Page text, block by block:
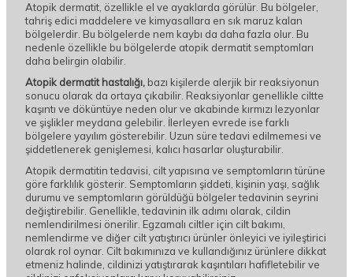
Atopik dermatit, özellikle el ve ayaklarda görülür. Bu bölgeler,
tahriş edici maddelere ve kimyasallara en sık maruz kalan
bölgelerdir. Bu bölgelerde nem kaybı da daha fazla olur. Bu
nedenle özellikle bu bölgelerde atopik dermatit semptomları
daha belirgin olabilir.
Atopik dermatit hastalığı, bazı kişilerde alerjik bir reaksiyonun
sonucu olarak da ortaya çıkabilir. Reaksiyonlar genellikle ciltte
kaşıntı ve döküntüye neden olur ve akabinde kırmızı lezyonlar
ve şişlikler meydana gelebilir. İlerleyen evrede ise farklı
bölgelere yayılım gösterebilir. Uzun süre tedavi edilmemesi ve
şiddetlenerek genişlemesi, kalıcı hasarlar oluşturabilir.
Atopik dermatitin tedavisi, cilt yapısına ve semptomların türüne
göre farklılık gösterir. Semptomların şiddeti, kişinin yaşı, sağlık
durumu ve semptomların görüldüğü bölgeler tedavinin seyrini
değiştirebilir. Genellikle, tedavinin ilk adımı olarak, cildin
nemlendirilmesi önerilir. Egzamalı ciltler için cilt bakımı,
nemlendirme ve diğer cilt yatıştırıcı ürünler önleyici ve iyileştirici
olarak rol oynar. Cilt bakımınıza ve kullandığınız ürünlere dikkat
etmeniz halinde, cildinizi yatıştırarak kaşıntıları hafifletebilir ve